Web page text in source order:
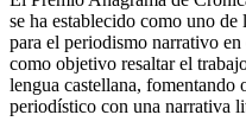
se ha establecido como uno
para el periodismo narrativo
como objetivo resaltar el
lengua castellana, fomentando
periodístico con una narrativa